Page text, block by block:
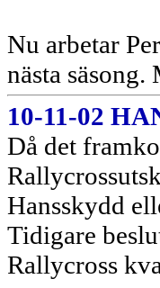
Nu arbetar
nästa
10-11-02
Då det
Hansskydd
Tidigare
Rallycross